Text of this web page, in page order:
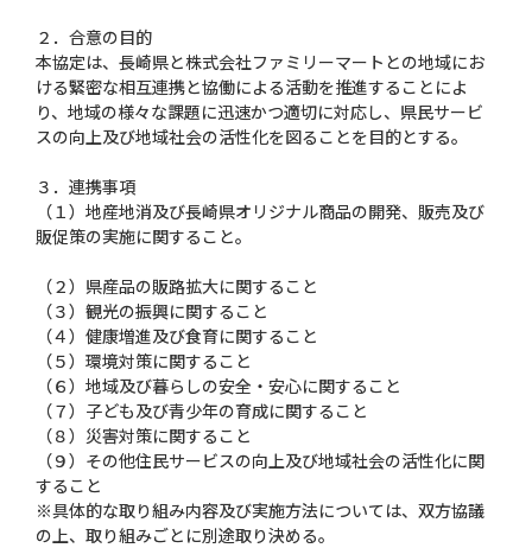
２．合意の目的
本協定は、長崎県と株式会社ファミリーマートとの地域にお
ける緊密な相互連携と協働による活動を推進することによ
り、地域の様々な課題に迅速かつ適切に対応し、県民サービ
スの向上及び地域社会の活性化を図ることを目的とする。
３．連携事項
（１）地産地消及び長崎県オリジナル商品の開発、販売及び
販促策の実施に関すること。
（２）県産品の販路拡大に関すること
（３）観光の振興に関すること
（４）健康増進及び食育に関すること
（５）環境対策に関すること
（６）地域及び暮らしの安全・安心に関すること
（７）子ども及び青少年の育成に関すること
（８）災害対策に関すること
（９）その他住民サービスの向上及び地域社会の活性化に関
すること
※具体的な取り組み内容及び実施方法については、双方協議
の上、取り組みごとに別途取り決める。